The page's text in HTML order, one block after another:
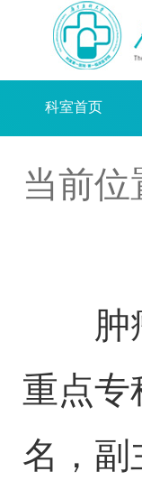
科室首页
当前位
肿瘤
重点专
名，副